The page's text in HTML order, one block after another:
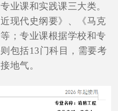
业课和实践课三大类。
现代史纲要》、《马克
；专业课根据学校和专
包括13门科目，需要考
地气。